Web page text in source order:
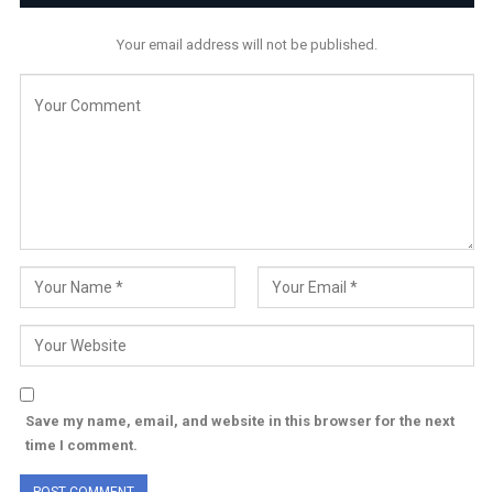
Your email address will not be published.
Save my name, email, and website in this browser for the next
time I comment.